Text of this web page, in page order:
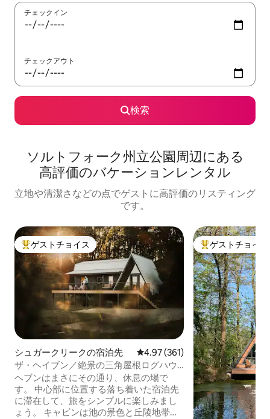
チェックイン
チェックアウト
検索
ソルトフォーク州立公園⁠周⁠辺⁠に⁠あ⁠る
高⁠評⁠価⁠のバ⁠ケ⁠ー⁠シ⁠ョ⁠ン⁠レ⁠ン⁠タ⁠ル
立地や清潔さなどの点でゲストに高評価のリスティング
です。
大好評のゲストチョイスです。
ゲストチョイス
シュガークリークの宿泊先 レビュー361件、5つ星中4.97つ
4.97 (361)
ザ・ヘイブン／絶景の三角屋根ログハウ
ス
ヘブンはまさにその通り、休息の場で
す。 中心部に位置する落ち着いた宿泊先
に滞在して、旅をシンプルに楽しみまし
ょう。 キャビンは池の景色と丘陵地帯の
大好評のゲスト
ゲストチョイス